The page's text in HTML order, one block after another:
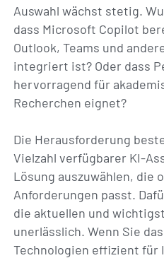
Auswahl wächst stetig.
dass Microsoft Copilot
Outlook, Teams und
integriert ist? Oder dass
hervorragend für
Recherchen eignet?
Die Herausforderung
Vielzahl verfügbarer KI-
Lösung auszuwählen, die
Anforderungen passt.
die aktuellen und
unerlässlich. Wenn Sie
Technologien effizient für